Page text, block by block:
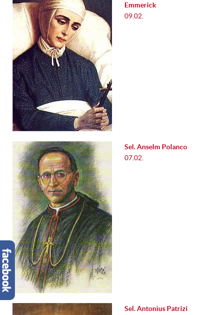
Emmerick
09.02.
Sel. Anselm Polanco
07.02.
Sel. Antonius Patrizi